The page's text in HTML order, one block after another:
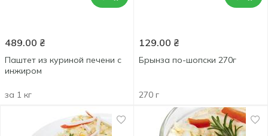
489.00 ₴
Паштет из куриной печени с
инжиром
за 1 кг
129.00 ₴
Брынза по-шопски 270г
270 г